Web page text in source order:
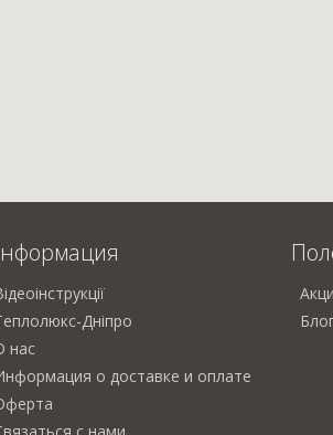
Дніпро
нас
о доставке и оплате